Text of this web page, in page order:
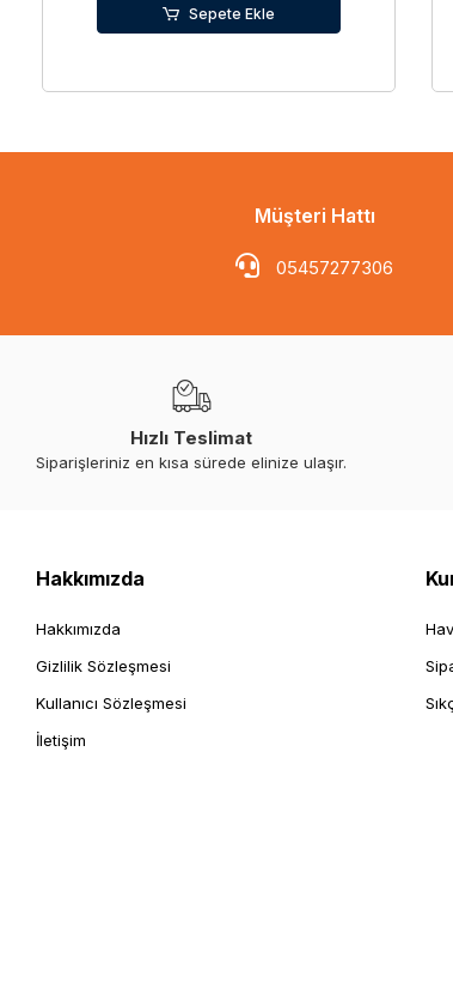
Sepete Ekle
Müşteri Hattı
05457277306
Hızlı Teslimat
Siparişleriniz en kısa sürede elinize ulaşır.
Hakkımızda
Hakkımızda
Gizlilik Sözleşmesi
Kullanıcı Sözleşmesi
İletişim